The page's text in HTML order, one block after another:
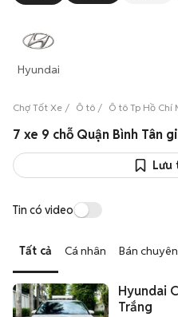
Hyundai
Chợ Tốt Xe Ô tô Ô tô Tp Hồ Chí
7 xe 9 chỗ Quận Bình Tân
Lưu
Tin có video
Tất cả Cá nhân Bán chuyên
Hyundai
Trắng